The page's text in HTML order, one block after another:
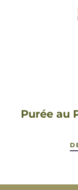
Purée au